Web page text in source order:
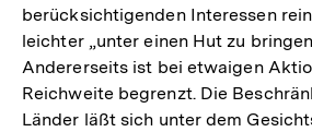
berücksichtigenden Interessen
leichter „unter einen Hut zu
Andererseits ist bei etwaigen
Reichweite begrenzt. Die
Länder läßt sich unter dem